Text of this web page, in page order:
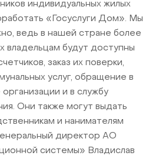
индивидуальных жилых
«Госуслуги Дом». Мы
ведь в нашей стране более
владельцам будут доступны
заказ их поверки,
услуг, обращение в
и в службу
Они также могут выдать
и нанимателям
директор АО
системы» Владислав